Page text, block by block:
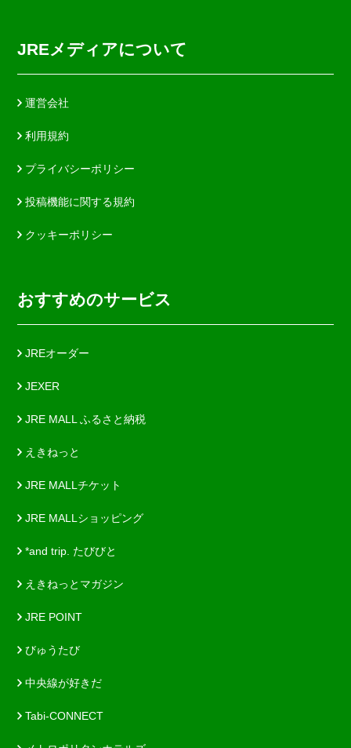
JREメディアについて
運営会社
利用規約
プライバシーポリシー
投稿機能に関する規約
クッキーポリシー
おすすめのサービス
JREオーダー
JEXER
JRE MALL ふるさと納税
えきねっと
JRE MALLチケット
JRE MALLショッピング
*and trip. たびびと
えきねっとマガジン
JRE POINT
びゅうたび
中央線が好きだ
Tabi-CONNECT